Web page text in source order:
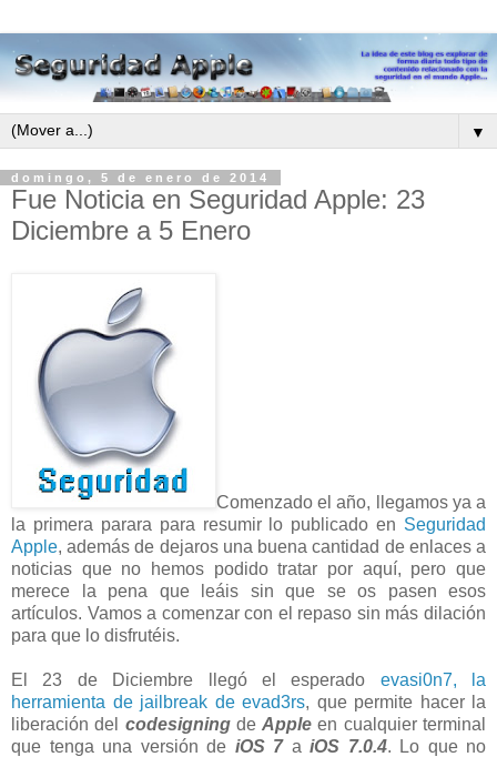
▼
domingo, 5 de enero de 2014
Fue Noticia en Seguridad Apple: 23
Diciembre a 5 Enero
Comenzado el año, llegamos ya a
la primera parara para resumir lo publicado en Seguridad
Apple, además de dejaros una buena cantidad de enlaces a
noticias que no hemos podido tratar por aquí, pero que
merece la pena que leáis sin que se os pasen esos
artículos. Vamos a comenzar con el repaso sin más dilación
para que lo disfrutéis.
El 23 de Diciembre llegó el esperado evasi0n7, la
herramienta de jailbreak de evad3rs, que permite hacer la
liberación del codesigningdeApple en cualquier terminal
que tenga una versión de iOS 7a iOS 7.0.4. Lo que no